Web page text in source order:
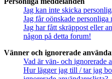
Jag kan inte skicka
Jag får oönskade personliga
Jag har fått skräppost eller
någon på detta forum!
Vänner och ignorerade
Vad är vän- och ignorerade
Hur lägger jag till / tar jag